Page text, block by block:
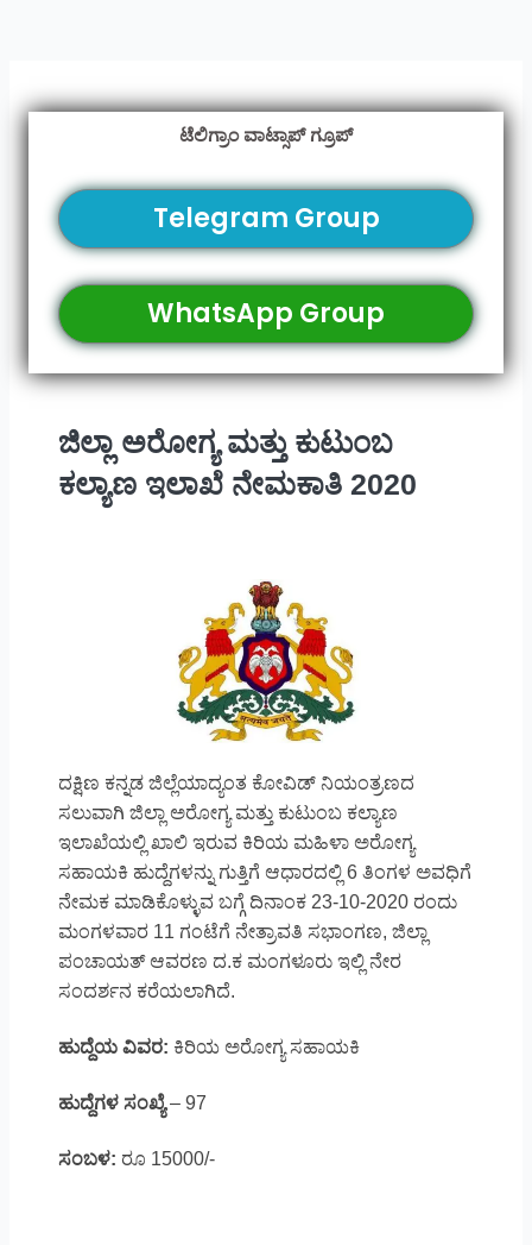
ಟೆಲಿಗ್ರಾಂ ವಾಟ್ಸಾಪ್ ಗ್ರೂಪ್
Telegram Group
WhatsApp Group
ಜಿಲ್ಲಾ ಅರೋಗ್ಯ ಮತ್ತು ಕುಟುಂಬ
ಕಲ್ಯಾಣ ಇಲಾಖೆ ನೇಮಕಾತಿ 2020
ದಕ್ಷಿಣ ಕನ್ನಡ ಜಿಲ್ಲೆಯಾದ್ಯಂತ ಕೋವಿಡ್ ನಿಯಂತ್ರಣದ
ಸಲುವಾಗಿ ಜಿಲ್ಲಾ ಅರೋಗ್ಯ ಮತ್ತು ಕುಟುಂಬ ಕಲ್ಯಾಣ
ಇಲಾಖೆಯಲ್ಲಿ ಖಾಲಿ ಇರುವ ಕಿರಿಯ ಮಹಿಳಾ ಅರೋಗ್ಯ
ಸಹಾಯಕಿ ಹುದ್ದೆಗಳನ್ನು ಗುತ್ತಿಗೆ ಆಧಾರದಲ್ಲಿ 6 ತಿಂಗಳ ಅವಧಿಗೆ
ನೇಮಕ ಮಾಡಿಕೊಳ್ಳುವ ಬಗ್ಗೆ ದಿನಾಂಕ 23-10-2020 ರಂದು
ಮಂಗಳವಾರ 11 ಗಂಟೆಗೆ ನೇತ್ರಾವತಿ ಸಭಾಂಗಣ, ಜಿಲ್ಲಾ
ಪಂಚಾಯತ್ ಆವರಣ ದ.ಕ ಮಂಗಳೂರು ಇಲ್ಲಿ ನೇರ
ಸಂದರ್ಶನ ಕರೆಯಲಾಗಿದೆ.
ಹುದ್ದೆಯ ವಿವರ: ಕಿರಿಯ ಅರೋಗ್ಯ ಸಹಾಯಕಿ
ಹುದ್ದೆಗಳ ಸಂಖ್ಯೆ– 97
ಸಂಬಳ: ರೂ 15000/-